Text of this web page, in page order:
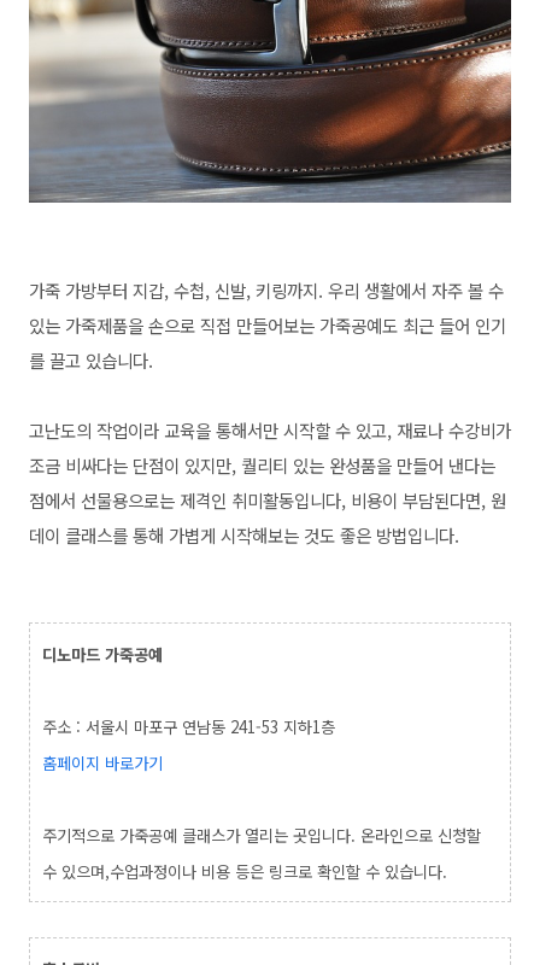
가죽 가방부터 지갑, 수첩, 신발, 키링까지. 우리 생활에서 자주 볼 수
있는 가죽제품을 손으로 직접 만들어보는 가죽공예도 최근 들어 인기
를 끌고 있습니다.
고난도의 작업이라 교육을 통해서만 시작할 수 있고, 재료나 수강비가
조금 비싸다는 단점이 있지만, 퀄리티 있는 완성품을 만들어 낸다는
점에서 선물용으로는 제격인 취미활동입니다, 비용이 부담된다면, 원
데이 클래스를 통해 가볍게 시작해보는 것도 좋은 방법입니다.
디노마드 가죽공예
주소 : 서울시 마포구 연남동 241-53 지하1층
홈페이지 바로가기
주기적으로 가죽공예 클래스가 열리는 곳입니다. 온라인으로 신청할
수 있으며,수업과정이나 비용 등은 링크로 확인할 수 있습니다.